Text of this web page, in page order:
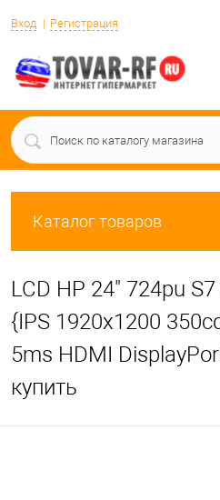
Вход Регистрация
Каталог товаров
LCD HP 24" 724pu
{IPS 1920x1200
5ms HDMI
купить